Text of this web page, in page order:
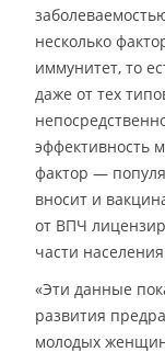
несколько
иммунитет, то
даже от тех
эффективность
фактор —
вносит и
от ВПЧ
части
«Эти данные
развития
молодых